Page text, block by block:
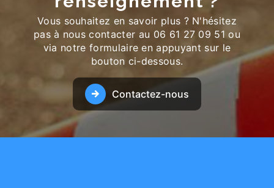
Vous souhaitez en savoir plus ? N'hésitez
pas à nous contacter au 06 61 27 09 51 ou
via notre formulaire en appuyant sur le
bouton ci-dessous.
Contactez-nous